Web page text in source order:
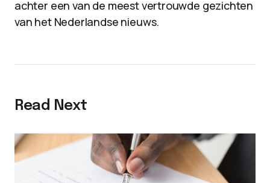
achter een van de meest vertrouwde gezichten
van het Nederlandse nieuws.
Read Next